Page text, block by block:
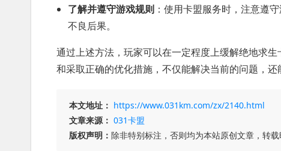
了解并遵守游戏规则 ：使用卡盟服务时，注意遵
不良后果。
通过上述方法，玩家可以在一定程度上缓解绝地求
和采取正确的优化措施，不仅能解决当前的问题，还
本文地址： https://www.031km.com/zx/2140.html
文章来源： 031卡盟
版权声明： 除非特别标注，否则均为本站原创文章，转载